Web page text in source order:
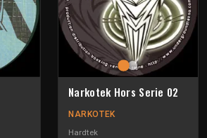
Narkotek Hors Serie 02
NARKOTEK
Hardtek